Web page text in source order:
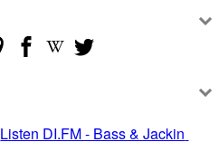
Listen DI.FM - Bass & Jackin